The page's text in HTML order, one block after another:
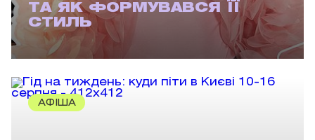
ТА ЯК ФОРМУВАВСЯ ЇЇ
СТИЛЬ
АФІША